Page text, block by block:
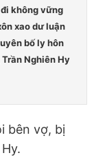
không vững
xao dư luận
bố ly hôn
Nghiên Hy
bên vợ, bị